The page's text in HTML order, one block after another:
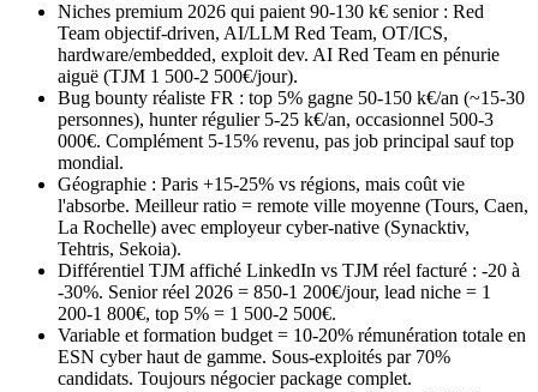
Niches premium 2026 qui paient 90-130 k€ senior : Red
Team objectif-driven, AI/LLM Red Team, OT/ICS,
hardware/embedded, exploit dev. AI Red Team en pénurie
aiguë (TJM 1 500-2 500€/jour).
Bug bounty réaliste FR : top 5% gagne 50-150 k€/an (~15-30
personnes), hunter régulier 5-25 k€/an, occasionnel 500-3
000€. Complément 5-15% revenu, pas job principal sauf top
mondial.
Géographie : Paris +15-25% vs régions, mais coût vie
l'absorbe. Meilleur ratio = remote ville moyenne (Tours, Caen,
La Rochelle) avec employeur cyber-native (Synacktiv,
Tehtris, Sekoia).
Différentiel TJM affiché LinkedIn vs TJM réel facturé : -20 à
-30%. Senior réel 2026 = 850-1 200€/jour, lead niche = 1
200-1 800€, top 5% = 1 500-2 500€.
Variable et formation budget = 10-20% rémunération totale en
ESN cyber haut de gamme. Sous-exploités par 70%
candidats. Toujours négocier package complet.